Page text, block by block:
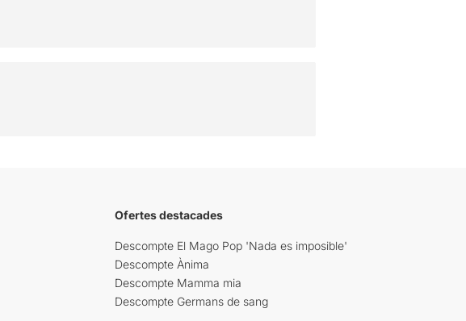
Ofertes destacades
Descompte El Mago Pop 'Nada es imposible'
Descompte Ànima
Descompte Mamma mia
Descompte Germans de sang